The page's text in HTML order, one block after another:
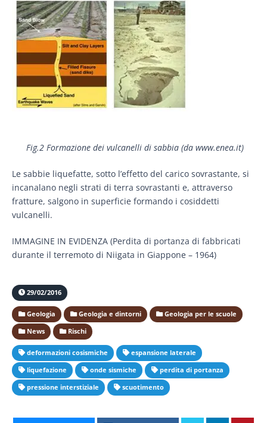
Fig.2 Formazione dei vulcanelli di sabbia (da www.enea.it)
Le sabbie liquefatte, sotto l’effetto del carico sovrastante, si
incanalano negli strati di terra sovrastanti e, attraverso
fratture, salgono in superficie formando i cosiddetti
vulcanelli.
IMMAGINE IN EVIDENZA (Perdita di portanza di fabbricati
durante il terremoto di Niigata in Giappone – 1964)
29/02/2016
Geologia Geologia e dintorni
Geologia per le scuole
News
Rischi
deformazioni cosismiche
espansione laterale
liquefazione
onde sismiche
perdita di portanza
pressione interstiziale
scuotimento